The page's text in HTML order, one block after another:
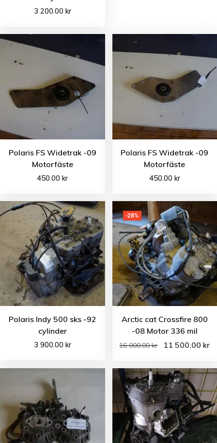
3 200.00 kr
Polaris FS Widetrak -09
Motorfäste
450.00kr
Polaris FS Widetrak -09
Motorfäste
450.00 kr
Polaris Indy 500 sks -92
cylinder
3 900.00 kr
-28%
Arctic cat Crossfire 800
-08 Motor 336 mil
16 000.00kr 11 500.00 kr